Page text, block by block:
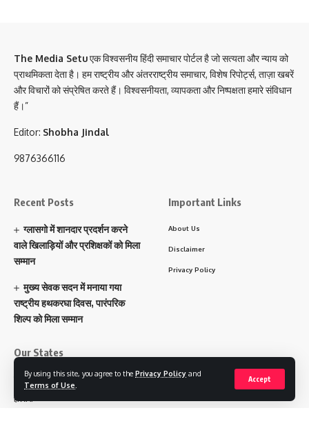
By using this site, you agree to the Privacy Policy and
Terms of Use
Accept
The Media Setuएक विश्वसनीय हिंदी समाचार पोर्टल है जो सत्यता और न्याय को
प्राथमिकता देता है। हम राष्ट्रीय और अंतरराष्ट्रीय समाचार, विशेष रिपोर्ट्स, ताज़ा खबरें
और विचारों को संप्रेषित करते हैं। विश्वसनीयता, व्यापकता और निष्पक्षता हमारे संविधान
हैं।”
Editor: Shobha Jindal
9876366116
Recent Posts
ग्लासगो में शानदार प्रदर्शन करने
वाले खिलाड़ियों और प्रशिक्षकों को मिला
सम्मान
मुख्य सेवक सदन में मनाया गया
राष्ट्रीय हथकरघा दिवस, पारंपरिक
शिल्प को मिला सम्मान
Important Links
About Us
Disclaimer
Privacy Policy
Our States
पंजाब
हरियाणा